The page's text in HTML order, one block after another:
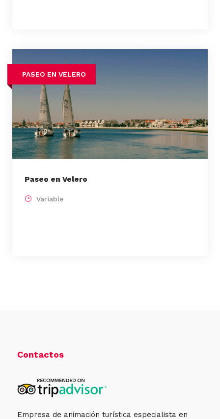
PASEO EN VELERO
Paseo en Velero
Variable
Contactos
Empresa de animación turística especialista en